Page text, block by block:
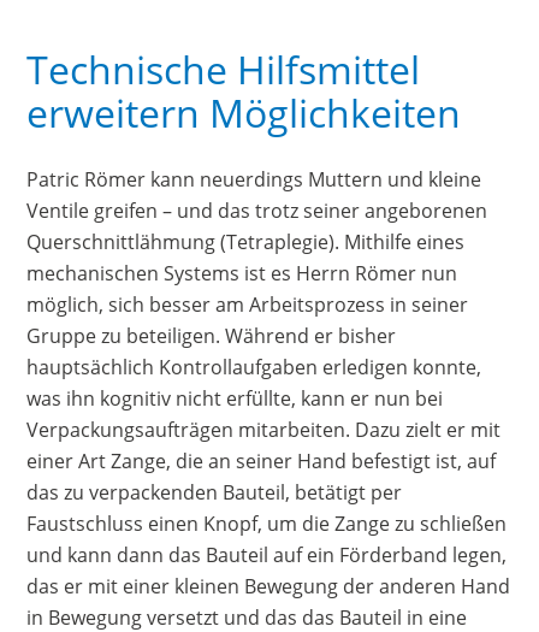
Technische Hilfsmittel
erweitern Möglichkeiten
Patric Römer kann neuerdings Muttern und kleine
Ventile greifen – und das trotz seiner angeborenen
Querschnittlähmung (Tetraplegie). Mithilfe eines
mechanischen Systems ist es Herrn Römer nun
möglich, sich besser am Arbeitsprozess in seiner
Gruppe zu beteiligen. Während er bisher
hauptsächlich Kontrollaufgaben erledigen konnte,
was ihn kognitiv nicht erfüllte, kann er nun bei
Verpackungsaufträgen mitarbeiten. Dazu zielt er mit
einer Art Zange, die an seiner Hand befestigt ist, auf
das zu verpackenden Bauteil, betätigt per
Faustschluss einen Knopf, um die Zange zu schließen
und kann dann das Bauteil auf ein Förderband legen,
das er mit einer kleinen Bewegung der anderen Hand
in Bewegung versetzt und das das Bauteil in eine